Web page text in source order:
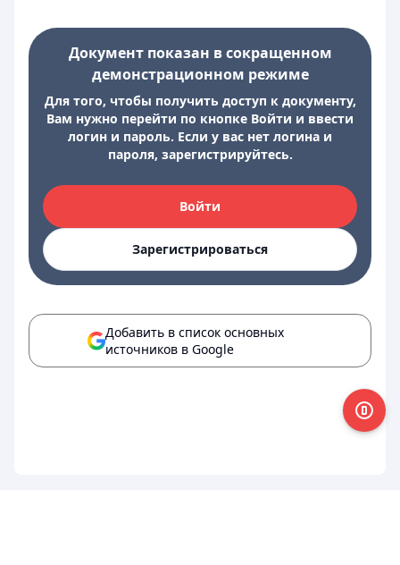
Документ показан в сокращенном
демонстрационном режиме
Для того, чтобы получить доступ к документу,
Вам нужно перейти по кнопке Войти и ввести
логин и пароль. Если у вас нет логина и
пароля, зарегистрируйтесь.
Войти
Зарегистрироваться
Добавить в список основных
источников в Google